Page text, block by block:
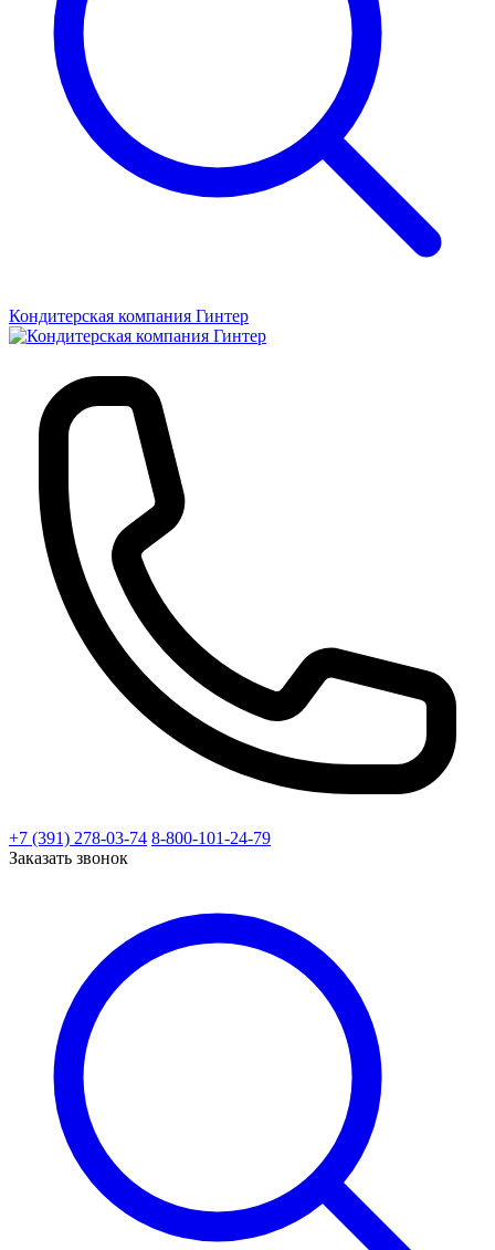
Кондитерская компания Гинтер
+7 (391) 278-03-74 8-800-101-24-79
Заказать звонок